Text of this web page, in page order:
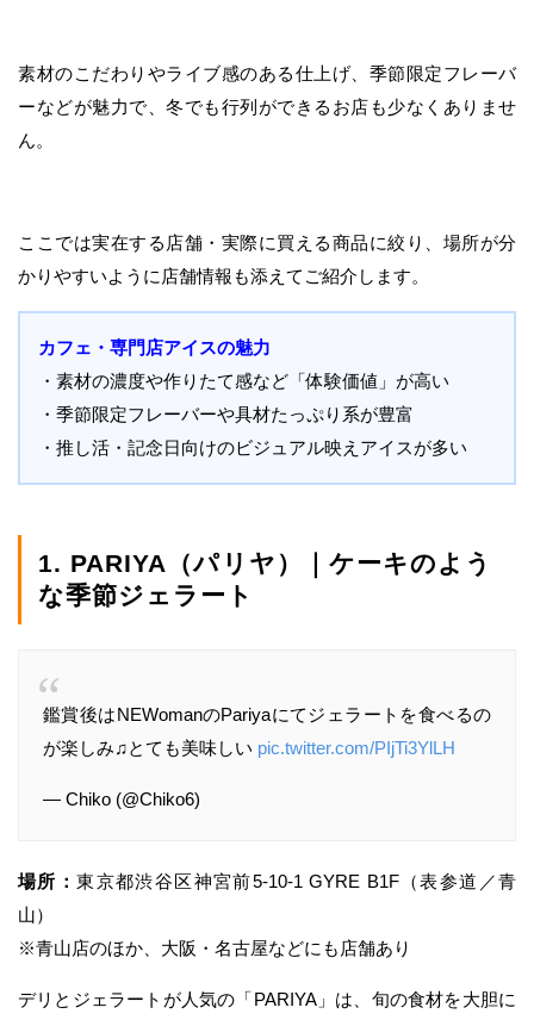
素材のこだわりやライブ感のある仕上げ、季節限定フレーバ
ーなどが魅力で、冬でも行列ができるお店も少なくありませ
ん。
ここでは実在する店舗・実際に買える商品に絞り、場所が分
かりやすいように店舗情報も添えてご紹介します。
カフェ・専門店アイスの魅力
・素材の濃度や作りたて感など「体験価値」が高い
・季節限定フレーバーや具材たっぷり系が豊富
・推し活・記念日向けのビジュアル映えアイスが多い
1. PARIYA（パリヤ）｜ケーキのよう
な季節ジェラート
鑑賞後はNEWomanのPariyaにてジェラートを食べるの
が楽しみ♫とても美味しい pic.twitter.com/PIjTi3YlLH
— Chiko (@Chiko6)
場所：東京都渋谷区神宮前5-10-1 GYRE B1F（表参道／青
山）
※青山店のほか、大阪・名古屋などにも店舗あり
デリとジェラートが人気の「PARIYA」は、旬の食材を大胆に